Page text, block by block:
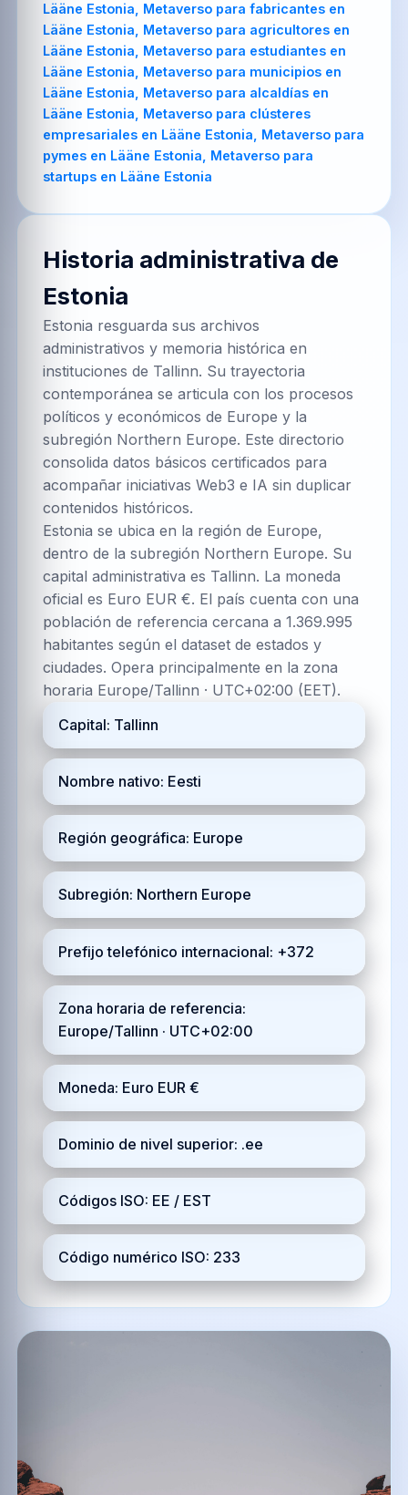
Lääne Estonia, Metaverso para fabricantes en
Lääne Estonia, Metaverso para agricultores en
Lääne Estonia, Metaverso para estudiantes en
Lääne Estonia, Metaverso para municipios en
Lääne Estonia, Metaverso para alcaldías en
Lääne Estonia, Metaverso para clústeres
empresariales en Lääne Estonia, Metaverso para
pymes en Lääne Estonia, Metaverso para
startups en Lääne Estonia
Historia administrativa de
Estonia
Estonia resguarda sus archivos
administrativos y memoria histórica en
instituciones de Tallinn. Su trayectoria
contemporánea se articula con los procesos
políticos y económicos de Europe y la
subregión Northern Europe. Este directorio
consolida datos básicos certificados para
acompañar iniciativas Web3 e IA sin duplicar
contenidos históricos.
Estonia se ubica en la región de Europe,
dentro de la subregión Northern Europe. Su
capital administrativa es Tallinn. La moneda
oficial es Euro EUR €. El país cuenta con una
población de referencia cercana a 1.369.995
habitantes según el dataset de estados y
ciudades. Opera principalmente en la zona
horaria Europe/Tallinn · UTC+02:00 (EET).
Capital: Tallinn
Nombre nativo: Eesti
Región geográfica: Europe
Subregión: Northern Europe
Prefijo telefónico internacional: +372
Zona horaria de referencia:
Europe/Tallinn · UTC+02:00
Moneda: Euro EUR €
Dominio de nivel superior: .ee
Códigos ISO: EE / EST
Código numérico ISO: 233